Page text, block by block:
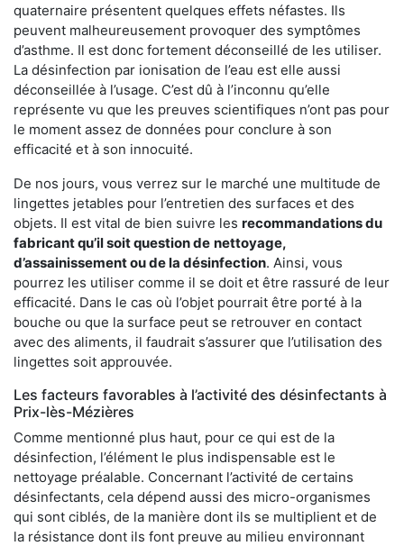
quaternaire présentent quelques effets néfastes. Ils
peuvent malheureusement provoquer des symptômes
d’asthme. Il est donc fortement déconseillé de les utiliser.
La désinfection par ionisation de l’eau est elle aussi
déconseillée à l’usage. C’est dû à l’inconnu qu’elle
représente vu que les preuves scientifiques n’ont pas pour
le moment assez de données pour conclure à son
efficacité et à son innocuité.
De nos jours, vous verrez sur le marché une multitude de
lingettes jetables pour l’entretien des surfaces et des
objets. Il est vital de bien suivre les recommandations du
fabricant qu’il soit question de nettoyage,
d’assainissement ou de la désinfection. Ainsi, vous
pourrez les utiliser comme il se doit et être rassuré de leur
efficacité. Dans le cas où l’objet pourrait être porté à la
bouche ou que la surface peut se retrouver en contact
avec des aliments, il faudrait s’assurer que l’utilisation des
lingettes soit approuvée.
Les facteurs favorables à l’activité des désinfectants à
Prix-lès-Mézières
Comme mentionné plus haut, pour ce qui est de la
désinfection, l’élément le plus indispensable est le
nettoyage préalable. Concernant l’activité de certains
désinfectants, cela dépend aussi des micro-organismes
qui sont ciblés, de la manière dont ils se multiplient et de
la résistance dont ils font preuve au milieu environnant